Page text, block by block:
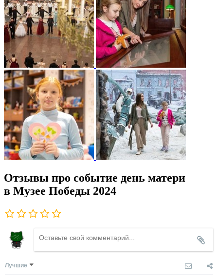
Отзывы про событие день матери
в Музее Победы 2024
Лучшие